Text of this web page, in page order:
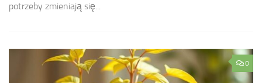
potrzeby zmieniają się...
0